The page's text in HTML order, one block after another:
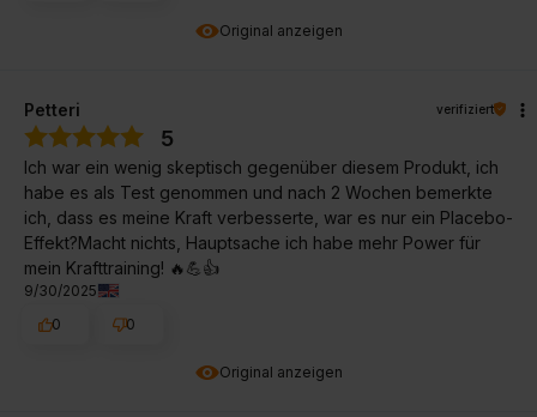
Original anzeigen
Original anzeigen
Petteri verifiziert
5
Ich war ein wenig skeptisch gegenüber diesem Produkt, ich
habe es als Test genommen und nach 2 Wochen bemerkte
ich, dass es meine Kraft verbesserte, war es nur ein Placebo-
Effekt?Macht nichts, Hauptsache ich habe mehr Power für
mein Krafttraining! 🔥💪👍️
9/30/2025
0
0